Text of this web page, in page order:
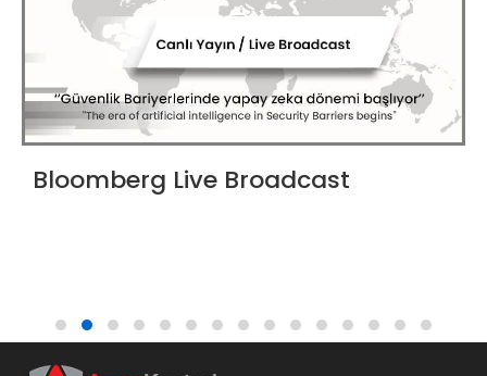
Bloomberg Live Broadcast